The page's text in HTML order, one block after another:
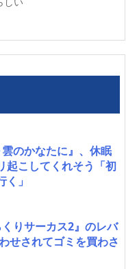
雲のかなたに』、休眠
起こしてくれそう「初
」
くりサーカス2』のレバ
せされてゴミを買わさ